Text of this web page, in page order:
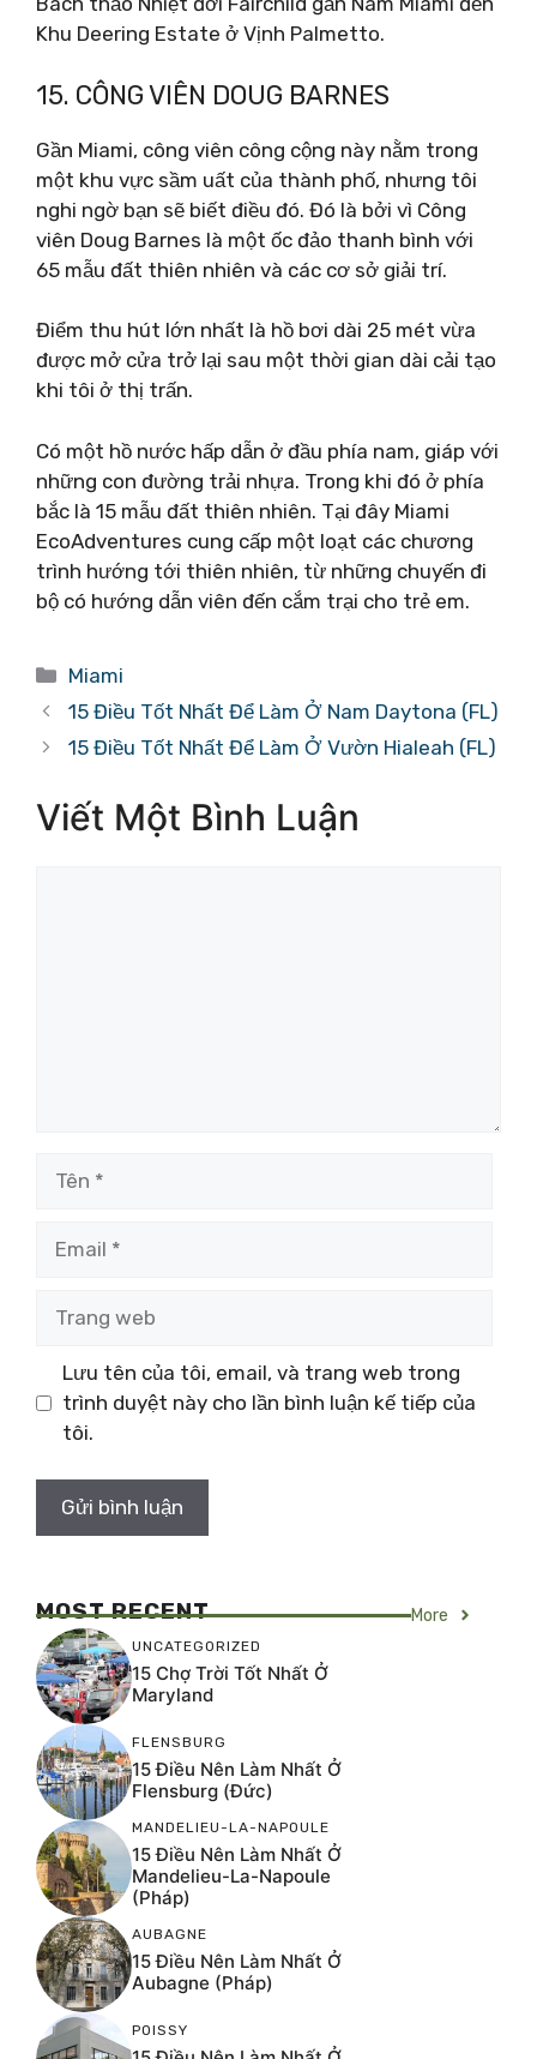
Khu Deering Estate ở Vịnh Palmetto.
15. CÔNG VIÊN DOUG BARNES
Gần Miami, công viên công cộng này nằm trong
một khu vực sầm uất của thành phố, nhưng tôi
nghi ngờ bạn sẽ biết điều đó. Đó là bởi vì Công
viên Doug Barnes là một ốc đảo thanh bình với
65 mẫu đất thiên nhiên và các cơ sở giải trí.
Điểm thu hút lớn nhất là hồ bơi dài 25 mét vừa
được mở cửa trở lại sau một thời gian dài cải tạo
khi tôi ở thị trấn.
Có một hồ nước hấp dẫn ở đầu phía nam, giáp với
những con đường trải nhựa. Trong khi đó ở phía
bắc là 15 mẫu đất thiên nhiên. Tại đây Miami
EcoAdventures cung cấp một loạt các chương
trình hướng tới thiên nhiên, từ những chuyến đi
bộ có hướng dẫn viên đến cắm trại cho trẻ em.
Danh
mục
Miami
15 Điều Tốt Nhất Để Làm Ở Nam Daytona (FL)
15 Điều Tốt Nhất Để Làm Ở Vườn Hialeah (FL)
Viết Một Bình Luận
Lưu tên của tôi, email, và trang web trong
trình duyệt này cho lần bình luận kế tiếp của
tôi.
MOST RECENT More
UNCATEGORIZED
15 Chợ Trời Tốt Nhất Ở
Maryland
FLENSBURG
15 Điều Nên Làm Nhất Ở
Flensburg (Đức)
MANDELIEU-LA-NAPOULE
15 Điều Nên Làm Nhất Ở
Mandelieu-La-Napoule
(Pháp)
AUBAGNE
15 Điều Nên Làm Nhất Ở
Aubagne (Pháp)
POISSY